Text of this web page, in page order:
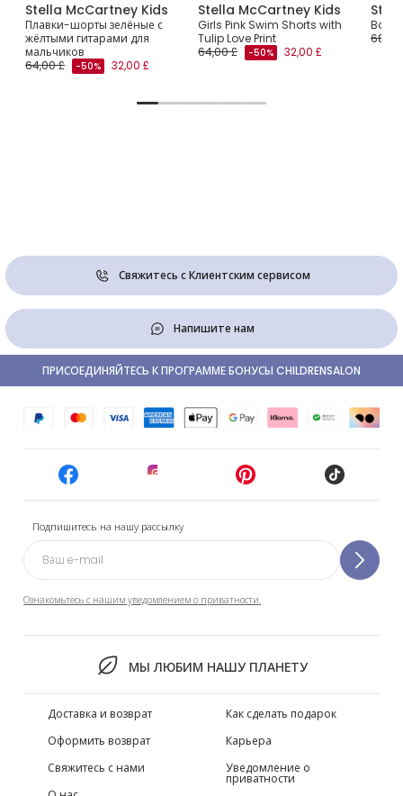
Stella McCartney Kids
Плавки-шорты зелёные с
жёлтыми гитарами для
мальчиков
64,00 £
-50% 32,00 £
Stella McCartney Kids
Girls Pink Swim Shorts with
Tulip Love Print
64,00 £
-50% 32,00 £
Boys
68,00
Свяжитесь с Клиентским сервисом
Напишите нам
Подпишитесь на нашу рассылку
Ознакомьтесь с нашим уведомлением о приватности.
МЫ ЛЮБИМ НАШУ ПЛАНЕТУ
ПРИСОЕДИНЯЙТЕСЬ К ПРОГРАММЕ БОНУСЫ CHILDRENSALON
Доставка и возврат
Оформить возврат
Свяжитесь с нами
Как сделать подарок
Карьера
Уведомление о
приватности